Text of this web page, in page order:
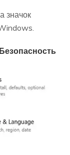
значок